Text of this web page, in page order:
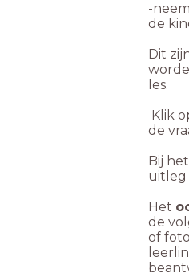
-
de
Dit
les.
Klik
de
Bij
uitleg
Het
de
of